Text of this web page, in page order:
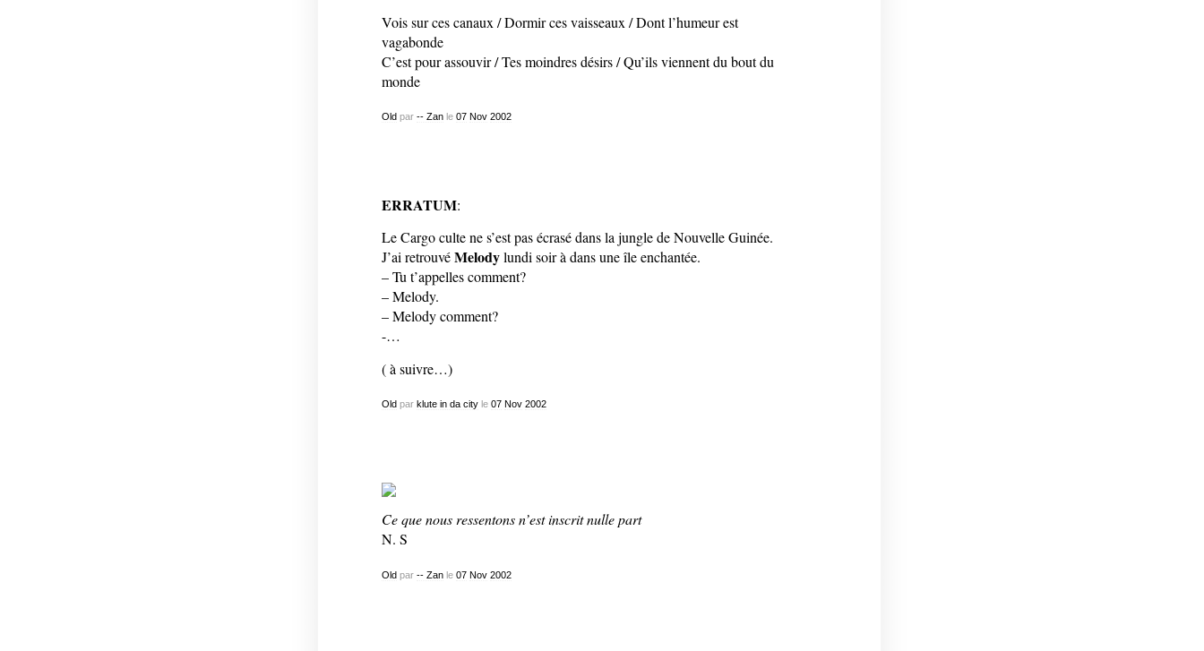
Vois sur ces canaux / Dormir ces vaisseaux / Dont l’humeur est
vagabonde
C’est pour assouvir / Tes moindres désirs / Qu’ils viennent du bout du
monde
Oldpar -- Zanle 07 Nov 2002
ERRATUM:
Le Cargo culte ne s’est pas écrasé dans la jungle de Nouvelle Guinée.
J’ai retrouvéMelodylundi soir à dans une île enchantée.
– Tu t’appelles comment?
– Melody.
– Melody comment?
-…
( à suivre…)
Oldpar klute in da cityle 07 Nov 2002
Ce que nous ressentons n’est inscrit nulle part
N. S
Oldpar -- Zanle 07 Nov 2002